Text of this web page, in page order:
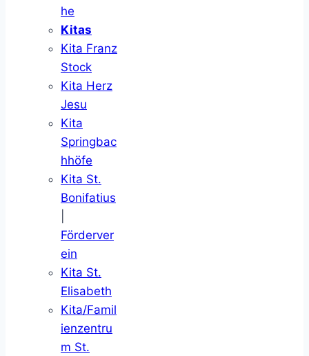
he
Kitas
Kita Franz
Stock
Kita Herz
Jesu
Kita
Springbac
hhöfe
Kita St.
Bonifatius
Förderver
ein
Kita St.
Elisabeth
Kita/Famil
ienzentru
m St.